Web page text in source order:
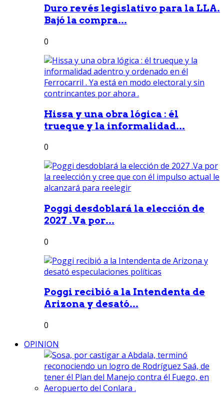
Duro revés legislativo para la LLA.
Bajó la compra...
0
Hissa y una obra lógica : él
trueque y la informalidad...
0
Poggi desdoblará la elección de
2027 .Va por...
0
Poggi recibió a la Intendenta de
Arizona y desató...
0
OPINION